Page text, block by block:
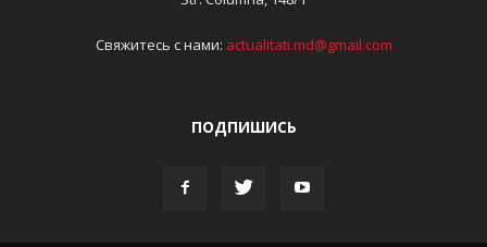
Свяжитесь с нами: actualitati.md@gmail.com
ПОДПИШИСЬ